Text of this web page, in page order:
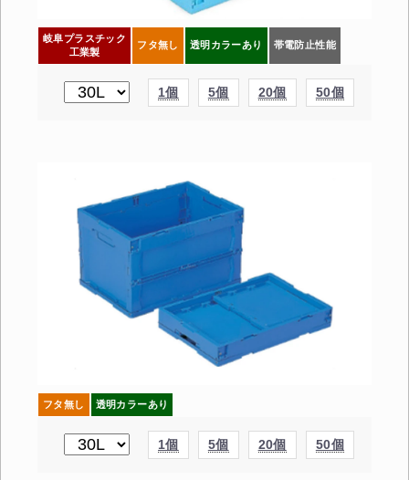
岐阜プラスチック
工業製
フタ無し 透明カラーあり 帯電防止性能
1個 5個 20個 50個
フタ無し 透明カラーあり
1個 5個 20個 50個